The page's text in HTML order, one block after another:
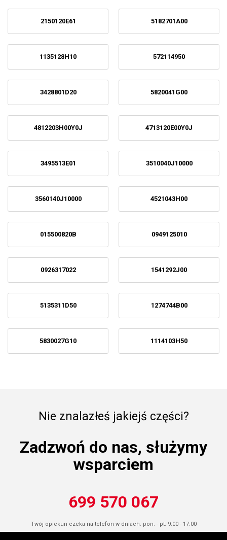
2150120E61 5182701A00
1135128H10 572114950
3428801D20 5820041G00
4812203H00Y0J 4713120E00Y0J
3495513E01 3510040J10000
3560140J10000 4521043H00
015500820B 0949125010
0926317022 1541292J00
5135311D50 1274744B00
5830027G10 1114103H50
Nie znalazłeś jakiejś części?
Zadzwoń do nas, służymy
wsparciem
699 570 067
Twój opiekun czeka na telefon w dniach: pon. - pt. 9.00 - 17.00